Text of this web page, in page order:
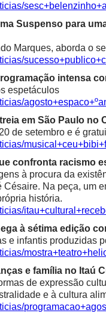
Suspenso para
Marques, aborda o
intensa
espetáculos
em São Paulo no
de setembro e é
confronta racismo
à procura da
Na peça, um
história.
à sétima edição
e infantis produzidas
e família no Itaú
de expressão
e à cultura